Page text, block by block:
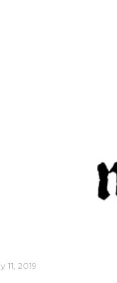
11, 2019